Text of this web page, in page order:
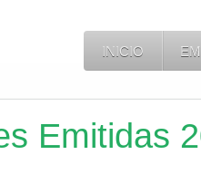
INICIO
Emitidas